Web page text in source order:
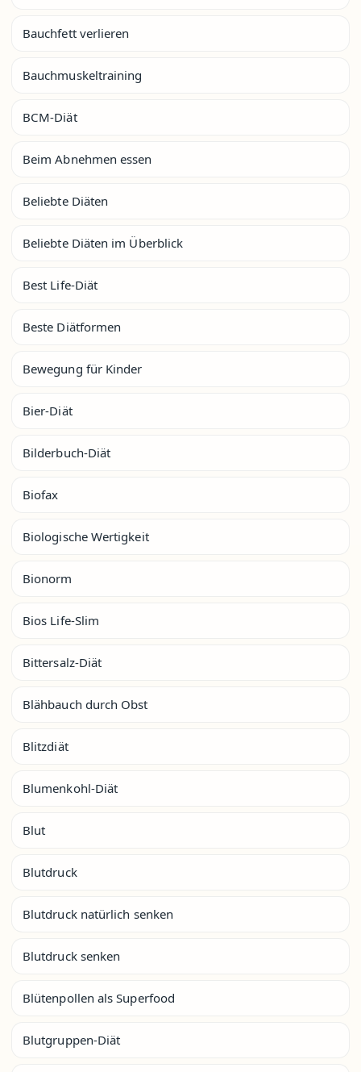
Bauchfett verlieren
Bauchmuskeltraining
BCM-Diät
Beim Abnehmen essen
Beliebte Diäten
Beliebte Diäten im Überblick
Best Life-Diät
Beste Diätformen
Bewegung für Kinder
Bier-Diät
Bilderbuch-Diät
Biofax
Biologische Wertigkeit
Bionorm
Bios Life-Slim
Bittersalz-Diät
Blähbauch durch Obst
Blitzdiät
Blumenkohl-Diät
Blut
Blutdruck
Blutdruck natürlich senken
Blutdruck senken
Blütenpollen als Superfood
Blutgruppen-Diät